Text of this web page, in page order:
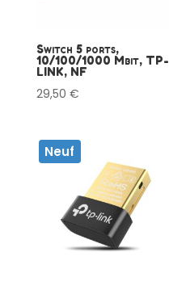
Switch 5 ports,
10/100/1000 Mbit, TP-
LINK, NF
29,50 €
Neuf